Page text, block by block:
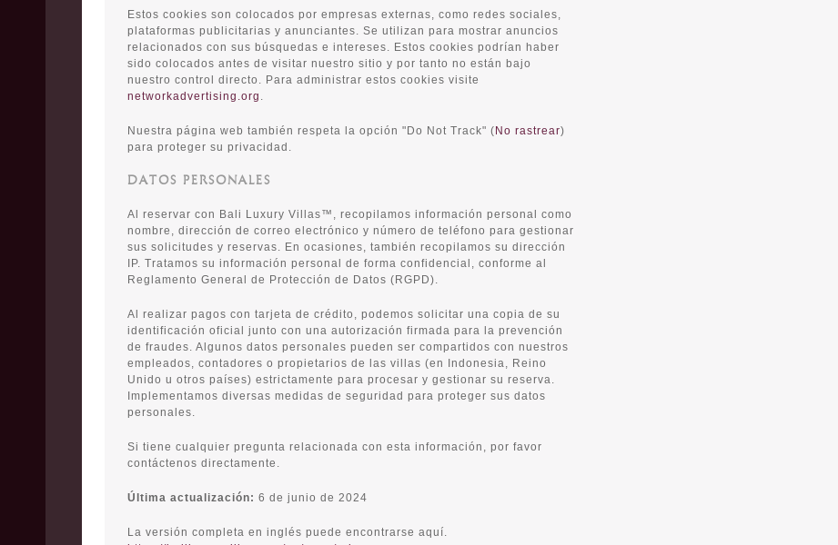
Estos cookies son colocados por empresas externas, como redes sociales,
plataformas publicitarias y anunciantes. Se utilizan para mostrar anuncios
relacionados con sus búsquedas e intereses. Estos cookies podrían haber
sido colocados antes de visitar nuestro sitio y por tanto no están bajo
nuestro control directo. Para administrar estos cookies visite
networkadvertising.org .
Nuestra página web también respeta la opción "Do Not Track" ( No rastrear)
para proteger su privacidad.
DATOS PERSONALES
Al reservar con Bali Luxury Villas™, recopilamos información personal como
nombre, dirección de correo electrónico y número de teléfono para gestionar
sus solicitudes y reservas. En ocasiones, también recopilamos su dirección
IP. Tratamos su información personal de forma confidencial, conforme al
Reglamento General de Protección de Datos (RGPD).
Al realizar pagos con tarjeta de crédito, podemos solicitar una copia de su
identificación oficial junto con una autorización firmada para la prevención
de fraudes. Algunos datos personales pueden ser compartidos con nuestros
empleados, contadores o propietarios de las villas (en Indonesia, Reino
Unido u otros países) estrictamente para procesar y gestionar su reserva.
Implementamos diversas medidas de seguridad para proteger sus datos
personales.
Si tiene cualquier pregunta relacionada con esta información, por favor
contáctenos directamente.
Última actualización: 6 de junio de 2024
La versión completa en inglés puede encontrarse aquí.